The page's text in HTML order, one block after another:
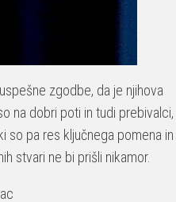
zgodbe, da je njihova
na dobri poti in tudi prebivalci,
so pa res ključnega pomena in
stvari ne bi prišli nikamor.